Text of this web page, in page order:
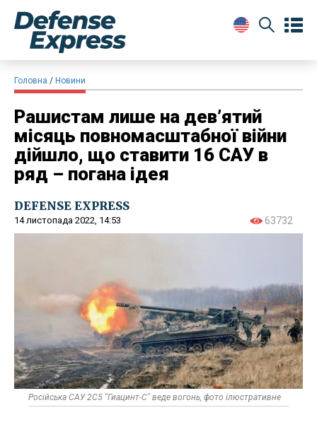
Головна Новини
Рашистам лише на дев’ятий
місяць повномасштабної війни
дійшло, що ставити 16 САУ в
ряд – погана ідея
DEFENSE EXPRESS
14 листопада 2022, 14:53 63732
Російська САУ 2С5 "Гиацинт-С" веде вогонь, фото ілюстративне